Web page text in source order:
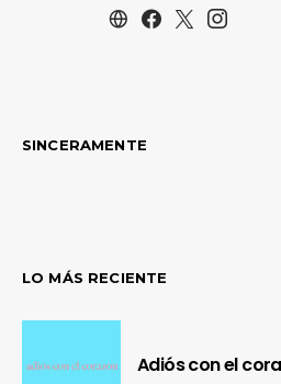
SINCERAMENTE
LO MÁS RECIENTE
Adiós con el